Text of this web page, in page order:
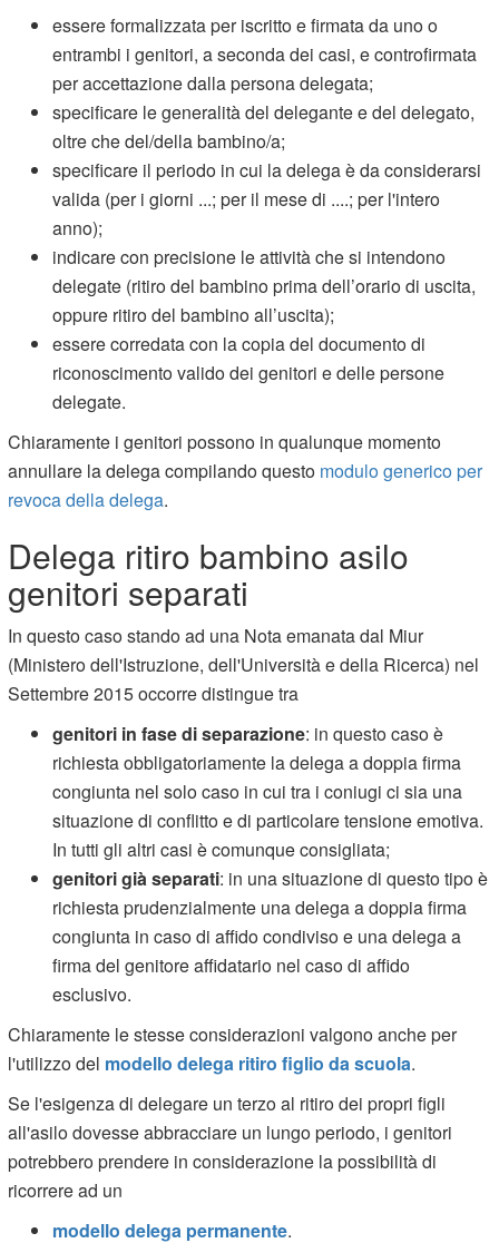
essere formalizzata per iscritto e firmata da uno o
entrambi i genitori, a seconda dei casi, e controfirmata
per accettazione dalla persona delegata;
specificare le generalità del delegante e del delegato,
oltre che del/della bambino/a;
specificare il periodo in cui la delega è da considerarsi
valida (per i giorni ...; per il mese di ....; per l'intero
anno);
indicare con precisione le attività che si intendono
delegate (ritiro del bambino prima dell’orario di uscita,
oppure ritiro del bambino all’uscita);
essere corredata con la copia del documento di
riconoscimento valido dei genitori e delle persone
delegate.
Chiaramente i genitori possono in qualunque momento
annullare la delega compilando questo modulo generico per
revoca della delega.
Delega ritiro bambino asilo
genitori separati
In questo caso stando ad una Nota emanata dal Miur
(Ministero dell'Istruzione, dell'Università e della Ricerca) nel
Settembre 2015 occorre distingue tra
genitori in fase di separazione: in questo caso è
richiesta obbligatoriamente la delega a doppia firma
congiunta nel solo caso in cui tra i coniugi ci sia una
situazione di conflitto e di particolare tensione emotiva.
In tutti gli altri casi è comunque consigliata;
genitori già separati: in una situazione di questo tipo è
richiesta prudenzialmente una delega a doppia firma
congiunta in caso di affido condiviso e una delega a
firma del genitore affidatario nel caso di affido
esclusivo.
Chiaramente le stesse considerazioni valgono anche per
l'utilizzo del modello delega ritiro figlio da scuola.
Se l'esigenza di delegare un terzo al ritiro dei propri figli
all'asilo dovesse abbracciare un lungo periodo, i genitori
potrebbero prendere in considerazione la possibilità di
ricorrere ad un
modello delega permanente.